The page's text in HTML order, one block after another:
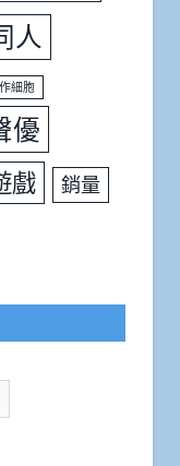
人
細胞
優
戲 銷量